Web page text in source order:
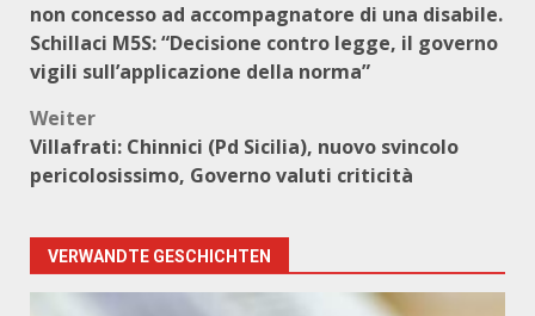
non concesso ad accompagnatore di una disabile.
Schillaci M5S: “Decisione contro legge, il governo
vigili sull’applicazione della norma”
Weiter
Villafrati: Chinnici (Pd Sicilia), nuovo svincolo
pericolosissimo, Governo valuti criticità
VERWANDTE GESCHICHTEN